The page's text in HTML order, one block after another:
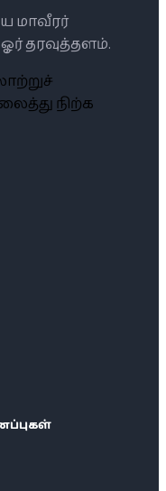
மாவீரர்
தரவுத்தளம்.
நிற்க